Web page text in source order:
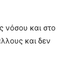
νόσου και στο
και δεν